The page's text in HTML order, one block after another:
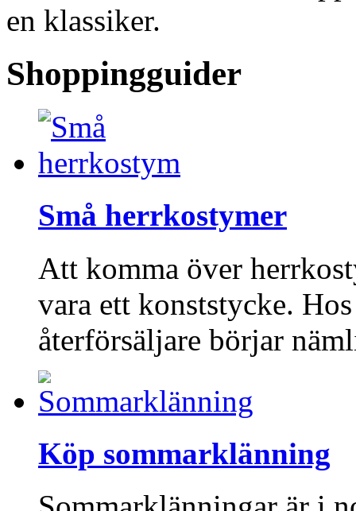
en klassiker.
Shoppingguider
Små herrkostymer
Att komma över
vara ett konststycke.
återförsäljare börjar
Köp sommarklänning